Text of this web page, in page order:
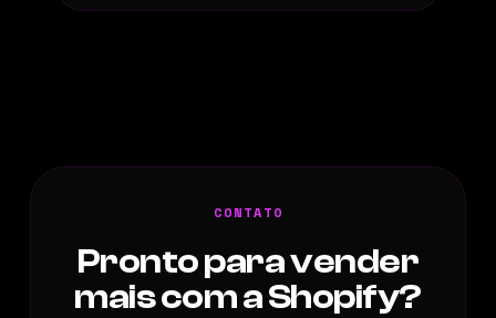
CONTATO
Pronto para vender
mais com a Shopify?